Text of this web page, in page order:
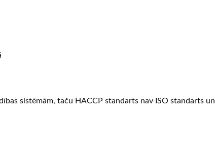
sistēmām, taču HACCP standarts nav ISO standarts un